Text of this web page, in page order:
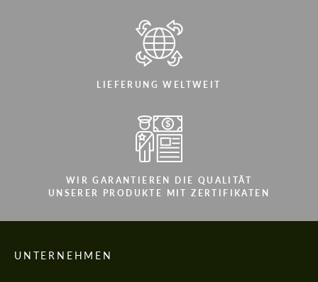
LIEFERUNG WELTWEIT
WIR GARANTIEREN DIE QUALITÄT
UNSERER PRODUKTE MIT ZERTIFIKATEN
UNTERNEHMEN